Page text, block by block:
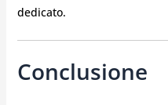
dedicato.
Conclusione